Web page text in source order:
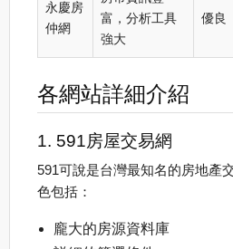
永慶房
仲網
富，分析工具
強大
優良
各網站詳細介紹
1. 591房屋交易網
591可說是台灣最知名的房地產
色包括：
龐大的房源資料庫